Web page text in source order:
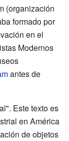
(organización
formado por
en el
Modernos
antes de
Este texto es
en América
de objetos